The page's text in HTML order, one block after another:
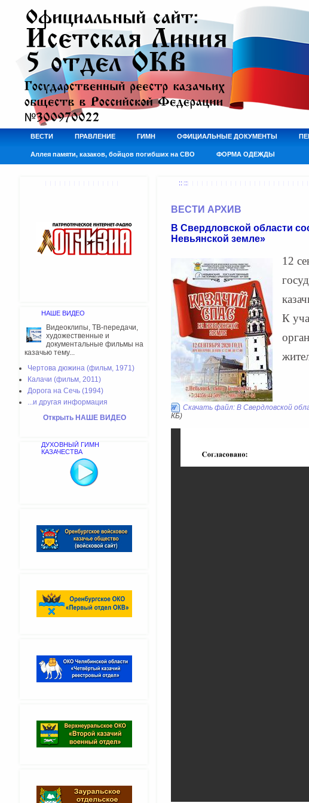
ВЕСТИ ПРАВЛЕНИЕ ГИМН ОФИЦИАЛЬНЫЕ ДОКУМЕНТЫ
Аллея памяти, казаков, бойцов погибших на СВО ФОРМА ОДЕЖДЫ
НАШЕ ВИДЕО
Видеоклипы, ТВ-передачи,
художественные и
документальные фильмы на
казачью тему...
Чертова дюжина (фильм, 1971)
Калачи (фильм, 2011)
Дорога на Сечь (1994)
...и другая информация
Открыть НАШЕ ВИДЕО
ДУХОВНЫЙ ГИМН
КАЗАЧЕСТВА
:: ::
ВЕСТИ АРХИВ
В Свердловской области
Невьянской земле»
12
К
Скачать файл: В Свердловской
КБ)